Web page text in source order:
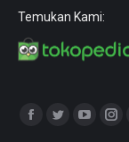
Temukan Kami:
Find us on: